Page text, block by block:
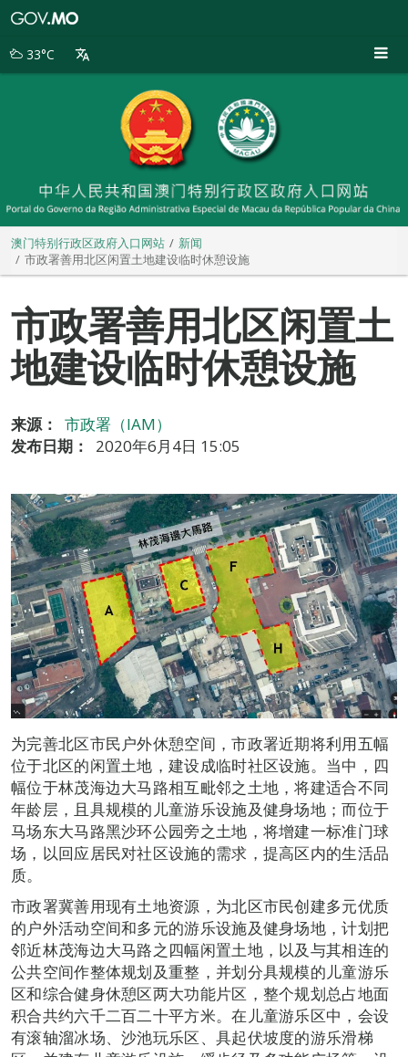
别
33°C
澳门特别行政区政府入口网站
新闻
市政署善用北区闲置土地建设临时休憩设施
市政署善用北区闲置土
地建设临时休憩设施
来源：
市政署（IAM）
发布日期：
2020年6月4日 15:05
为完善北区市民户外休憩空间，市政署近期将利用五幅
位于北区的闲置土地，建设成临时社区设施。当中，四
幅位于林茂海边大马路相互毗邻之土地，将建适合不同
年龄层，且具规模的儿童游乐设施及健身场地；而位于
马场东大马路黑沙环公园旁之土地，将增建一标准门球
场，以回应居民对社区设施的需求，提高区内的生活品
质。
市政署冀善用现有土地资源，为北区市民创建多元优质
的户外活动空间和多元的游乐设施及健身场地，计划把
邻近林茂海边大马路之四幅闲置土地，以及与其相连的
公共空间作整体规划及重整，并划分具规模的儿童游乐
区和综合健身休憩区两大功能片区，整个规划总占地面
积合共约六千二百二十平方米。在儿童游乐区中，会设
有滚轴溜冰场、沙池玩乐区、具起伏坡度的游乐滑梯